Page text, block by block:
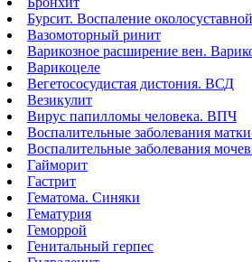
Бурсит. Воспаление
Вазомоторный ринит
Варикозное расширение вен.
Варикоцеле
Вегетососудистая дистония. ВСД
Везикулит
Вирус папилломы человека. ВПЧ
Воспалительные заболевания
Воспалительные заболевания
Гайморит
Гастрит
Гематома. Синяки
Гематурия
Геморрой
Генитальный герпес